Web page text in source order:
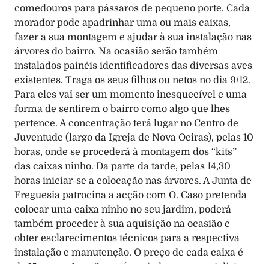
comedouros para pássaros de pequeno porte. Cada
morador pode apadrinhar uma ou mais caixas,
fazer a sua montagem e ajudar à sua instalação nas
árvores do bairro. Na ocasião serão também
instalados painéis identificadores das diversas aves
existentes. Traga os seus filhos ou netos no dia 9/12.
Para eles vai ser um momento inesquecível e uma
forma de sentirem o bairro como algo que lhes
pertence. A concentração terá lugar no Centro de
Juventude (largo da Igreja de Nova Oeiras), pelas 10
horas, onde se procederá à montagem dos “kits”
das caixas ninho. Da parte da tarde, pelas 14,30
horas iniciar-se a colocação nas árvores. A Junta de
Freguesia patrocina a acção com O. Caso pretenda
colocar uma caixa ninho no seu jardim, poderá
também proceder à sua aquisição na ocasião e
obter esclarecimentos técnicos para a respectiva
instalação e manutenção. O preço de cada caixa é